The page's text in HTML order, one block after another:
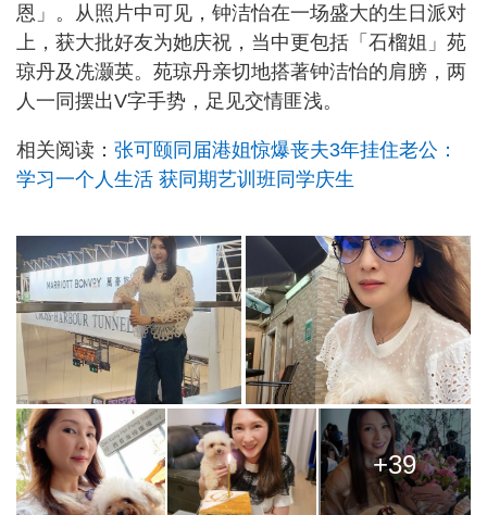
恩」。从照片中可见，钟洁怡在一场盛大的生日派对
上，获大批好友为她庆祝，当中更包括「石榴姐」苑
琼丹及冼灏英。苑琼丹亲切地搭著钟洁怡的肩膀，两
人一同摆出V字手势，足见交情匪浅。
相关阅读： 张可颐同届港姐惊爆丧夫3年挂住老公：
学习一个人生活 获同期艺训班同学庆生
+39